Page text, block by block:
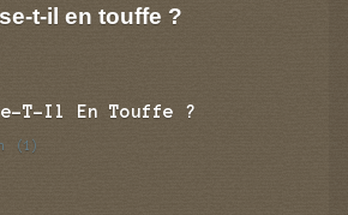
t-il en touffe ?
T-Il En Touffe ?
(1)